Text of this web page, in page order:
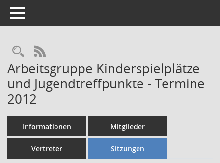
Toggle navigation
Rechercheauswahl
RSS-Feed
Arbeitsgruppe Kinderspielplätze
und Jugendtreffpunkte - Termine
2012
Informationen Mitglieder
Vertreter Sitzungen